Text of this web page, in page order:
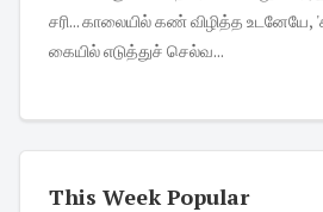
சரி... காலையில் கண் விழித்த உடனேயே, 'சாப்பிடுவதற்கும்,
கையில் எடுத்துச் செல்வ...
This Week Popular